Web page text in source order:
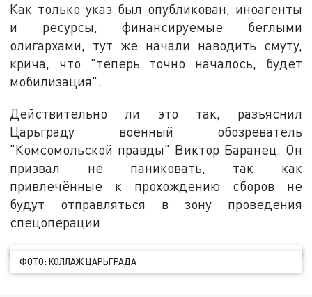
Как только указ был опубликован, иноагенты
и ресурсы, финансируемые беглыми
олигархами, тут же начали наводить смуту,
крича, что "теперь точно началось, будет
мобилизация".
Действительно ли это так, разъяснил
Царьграду военный обозреватель
"Комсомольской правды" Виктор Баранец. Он
призвал не паниковать, так как
привлечённые к прохождению сборов не
будут отправляться в зону проведения
спецоперации.
ФОТО: КОЛЛАЖ ЦАРЬГРАДА